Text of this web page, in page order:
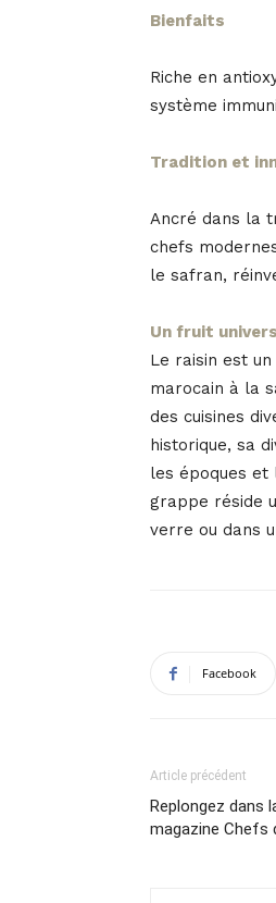
Bienfaits
Riche en
système
Tradition et
Ancré dans la
chefs
le safran,
Un fruit
Le raisin est
marocain à la
des cuisines
historique, sa
les époques et
grappe réside
verre ou dans
Facebook
Article précédent
Replongez dans
magazine Chefs